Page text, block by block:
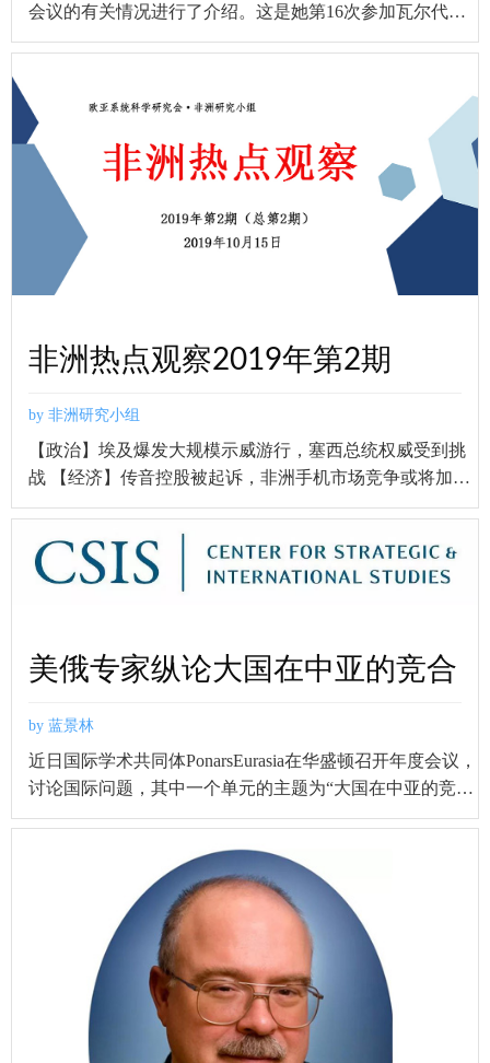
会议的有关情况进行了介绍。这是她第16次参加瓦尔代会
议。
非洲热点观察2019年第2期
by 非洲研究小组
【政治】埃及爆发大规模示威游行，塞西总统权威受到挑
战 【经济】传音控股被起诉，非洲手机市场竞争或将加剧
【经济】安永报告显示，美国和法国位列2018年非洲最大
单一投资来源国前两位 【政治】埃及爆发大规模示威游
行，塞西总统权威受到挑战
美俄专家纵论大国在中亚的竞合
by 蓝景林
近日国际学术共同体PonarsEurasia在华盛顿召开年度会议，
讨论国际问题，其中一个单元的主题为“大国在中亚的竞
合”，美俄专家对此进行了讨论。